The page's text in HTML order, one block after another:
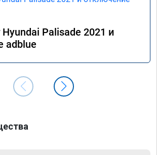
Palisade 2021 и
adblue